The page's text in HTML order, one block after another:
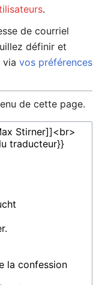
.
de courriel
définir et
via vos préférences
de cette page.